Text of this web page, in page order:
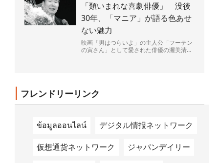
「類いまれな喜劇俳優」 没後
30年、「マニア」が語る色あせ
ない魅力
映画「男はつらいよ」の主人公「フーテン
の寅さん」として愛された俳優の渥美清さ
フレンドリーリンク
ข้อมูลออนไลน์ デジタル情报ネットワーク
仮想通货ネットワーク ジャパンデイリー